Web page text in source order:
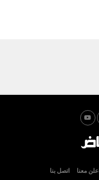
اعلن معنا اتصل بنا